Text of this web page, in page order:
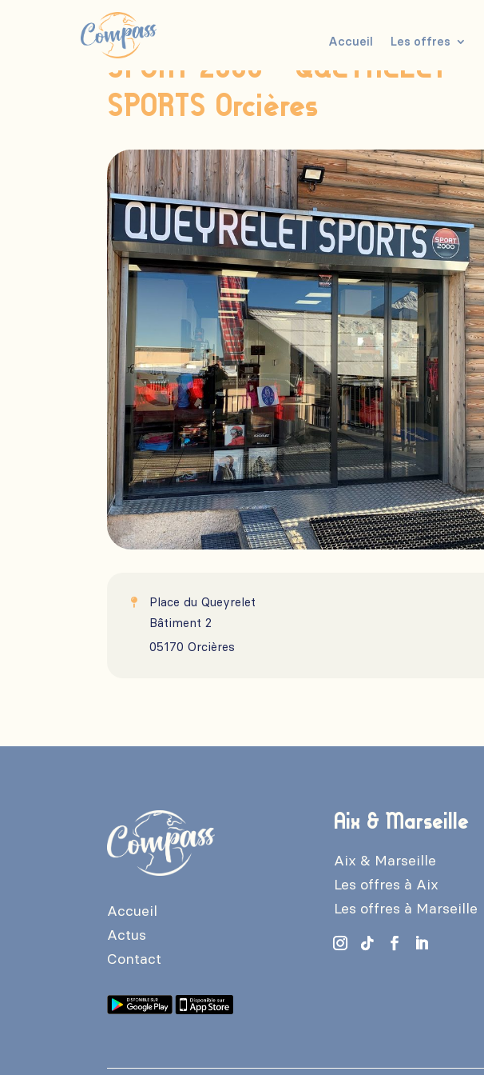
Accueil Les offres
Voir toutes les offres
SPORT 2000 – QUEYRELET
SPORTS Orcières
 Place du Queyrelet
Bâtiment 2
05170 Orcières
Accueil
Actus
Contact
Aix & Marseille
Aix & Marseille
Les offres à Aix
Les offres à Marseille